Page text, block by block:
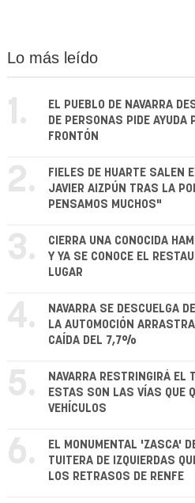
Lo más leído
1.
EL PUEBLO DE NAVARRA
DE PERSONAS PIDE AYUDA
FRONTÓN
2.
FIELES DE HUARTE SALEN
JAVIER AIZPÚN TRAS LA
PENSAMOS MUCHOS"
3.
CIERRA UNA CONOCIDA
Y YA SE CONOCE EL
LUGAR
4.
NAVARRA SE DESCUELGA
LA AUTOMOCIÓN
CAÍDA DEL 7,7%
5.
NAVARRA RESTRINGIRÁ EL
ESTAS SON LAS VÍAS QUE
VEHÍCULOS
6.
EL MONUMENTAL 'ZASCA'
TUITERA DE IZQUIERDAS
LOS RETRASOS DE RENFE